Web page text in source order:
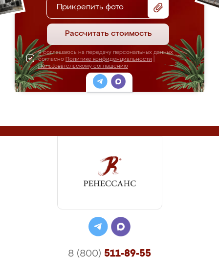
Прикрепить фото
Рассчитать стоимость
Я соглашаюсь на передачу персональных данных
согласно Политике конфиденциальности
Пользовательскому соглашению
8 (800) 511-89-55